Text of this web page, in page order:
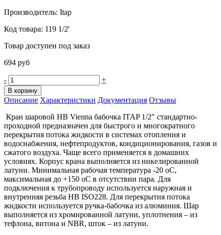
Производитель: Itap
Код товара: 119 1/2'
Товар доступен под заказ
694 руб
- +
В корзину
Описание Характеристики Документация Отзывы
Кран шаровой HB Vienna бабочка ITAP 1/2" стандартно-
проходной предназначен для быстрого и многократного
перекрытия потока жидкости в системах отопления и
водоснабжения, нефтепродуктов, кондиционирования, газов и
сжатого воздуха. Чаще всего применяется в домашних
условиях. Корпус крана выполняется из никелированной
латуни. Минимальная рабочая температура -20 оС,
максимальная до +150 оС в отсутствии пара. Для
подключения к трубопроводу используется наружная и
внутренняя резьба HB ISO228. Для перекрытия потока
жидкости используется ручка-бабочка из алюминия. Шар
выполняется из хромированной латуни, уплотнения – из
тефлона, витона и NBR, шток – из латуни.